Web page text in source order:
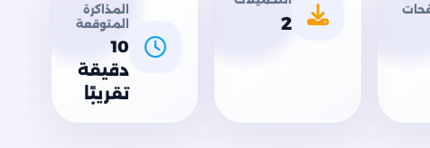
2
المذاكرة
المتوقعة
10
دقيقة
تقريبًا